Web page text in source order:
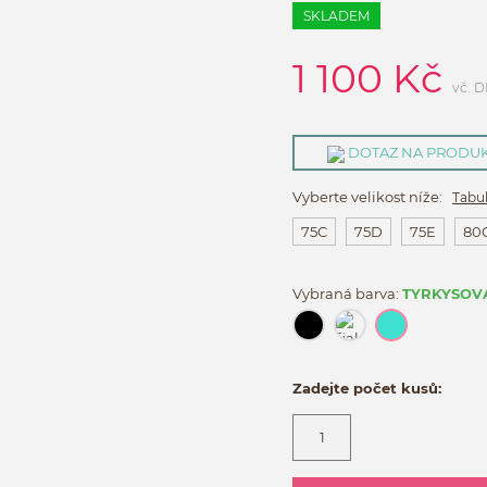
SKLADEM
1 100 Kč vč.
DOTAZ NA
Vyberte velikost níže:
75C 75D 75E
Vybraná barva:
Zadejte počet kusů: